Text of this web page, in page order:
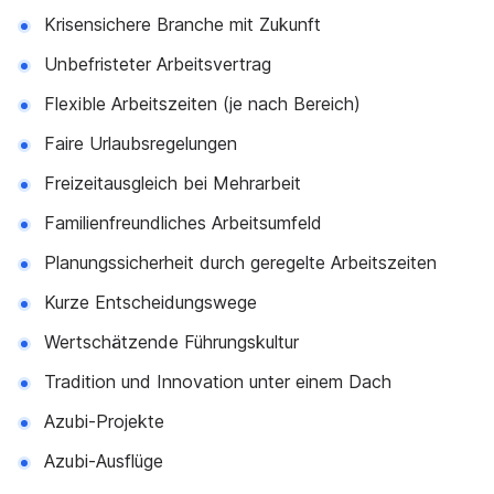
Krisensichere Branche mit Zukunft
Unbefristeter Arbeitsvertrag
Flexible Arbeitszeiten (je nach Bereich)
Faire Urlaubsregelungen
Freizeitausgleich bei Mehrarbeit
Familienfreundliches Arbeitsumfeld
Planungssicherheit durch geregelte Arbeitszeiten
Kurze Entscheidungswege
Wertschätzende Führungskultur
Tradition und Innovation unter einem Dach
Azubi-Projekte
Azubi-Ausflüge